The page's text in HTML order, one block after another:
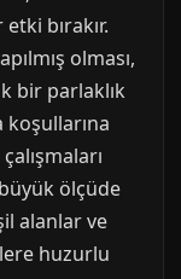
bırakır.
olması,
bir parlaklık
koşullarına
ölçüde
alanlar ve
huzurlu